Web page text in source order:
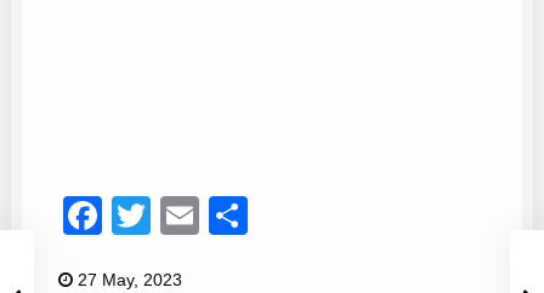
Facebook
TwitterEmail
27 May, 2023